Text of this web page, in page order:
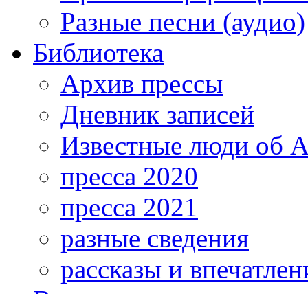
Разные песни (аудио)
Библиотека
Архив прессы
Дневник записей
Известные люди об
пресса 2020
пресса 2021
разные сведения
рассказы и